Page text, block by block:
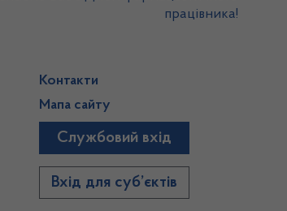
працівника!
Контакти
Мапа сайту
Службовий вхід
Вхід для суб’єктів